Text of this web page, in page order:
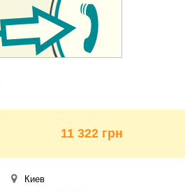
11 322 грн
Киев